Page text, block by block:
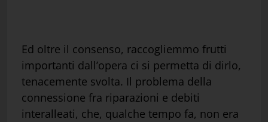
Ed oltre il consenso, raccogliemmo frutti
importanti dall’opera ci si permetta di dirlo,
tenacemente svolta. Il problema della
connessione fra riparazioni e debiti
interalleati, che, qualche tempo fa, non era